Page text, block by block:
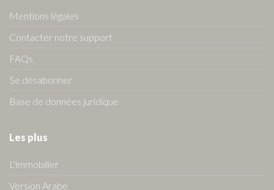
Mentions légales
Contacter notre support
FAQs
Se désabonner
Base de données juridique
Les plus
L'immobilier
Version Arabe